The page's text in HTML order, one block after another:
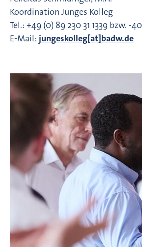
Koordination Junges Kolleg
Tel.: +49 (0) 89 230 31 1339 bzw. -40
E-Mail: jungeskolleg[at]badw.de